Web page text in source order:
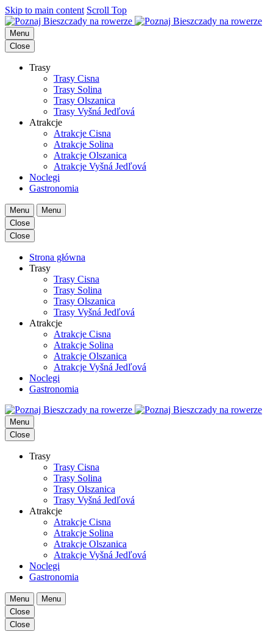
Skip to main content Scroll Top
Menu
Close
Trasy
Trasy Cisna
Trasy Solina
Trasy Olszanica
Trasy Vyšná Jedľová
Atrakcje
Atrakcje Cisna
Atrakcje Solina
Atrakcje Olszanica
Atrakcje Vyšná Jedľová
Noclegi
Gastronomia
Menu
Menu
Close
Close
Strona główna
Trasy
Trasy Cisna
Trasy Solina
Trasy Olszanica
Trasy Vyšná Jedľová
Atrakcje
Atrakcje Cisna
Atrakcje Solina
Atrakcje Olszanica
Atrakcje Vyšná Jedľová
Noclegi
Gastronomia
Menu
Close
Trasy
Trasy Cisna
Trasy Solina
Trasy Olszanica
Trasy Vyšná Jedľová
Atrakcje
Atrakcje Cisna
Atrakcje Solina
Atrakcje Olszanica
Atrakcje Vyšná Jedľová
Noclegi
Gastronomia
Menu
Menu
Close
Close